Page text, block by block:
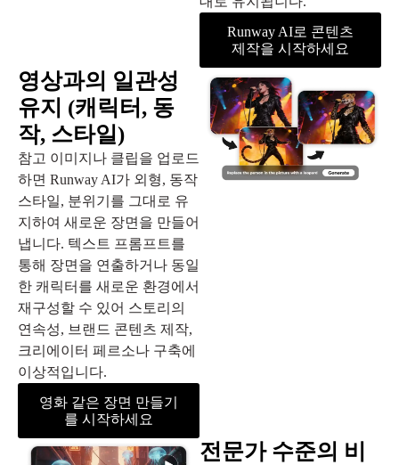
Runway AI로 콘텐츠
제작을 시작하세요
영상과의 일관성
유지 (캐릭터, 동
작, 스타일)
참고 이미지나 클립을 업로드
하면 Runway AI가 외형, 동작
스타일, 분위기를 그대로 유
지하여 새로운 장면을 만들어
냅니다. 텍스트 프롬프트를
통해 장면을 연출하거나 동일
한 캐릭터를 새로운 환경에서
재구성할 수 있어 스토리의
연속성, 브랜드 콘텐츠 제작,
크리에이터 페르소나 구축에
이상적입니다.
영화 같은 장면 만들기
를 시작하세요
전문가 수준의 비